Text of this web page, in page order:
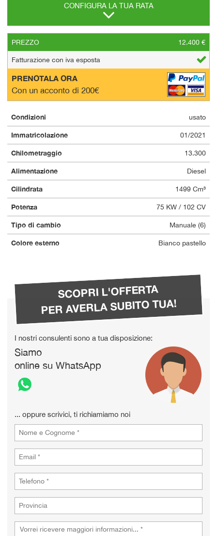
CONFIGURA LA TUA RATA
PREZZO 12.400 €
Fatturazione con iva esposta
PRENOTALA ORA
Con un acconto di 200€
Condizioni usato
Immatricolazione 01/2021
Chilometraggio 13.300
Alimentazione Diesel
Cilindrata 1499 Cm³
Potenza 75 KW / 102 CV
Tipo di cambio Manuale (6)
Colore esterno Bianco pastello
SCOPRI L'OFFERTA
PER AVERLA SUBITO TUA!
I nostri consulenti sono a tua disposizione:
Siamo
online su WhatsApp
... oppure scrivici, ti richiamiamo noi